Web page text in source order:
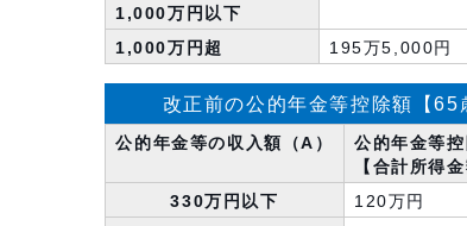
1,000万円以下
1,000万円超 195万5,000円
改正前の公的年金等控除額【65
公的年金等の収入額（A）
公的年金等
【合計所得
330万円以下
120万円